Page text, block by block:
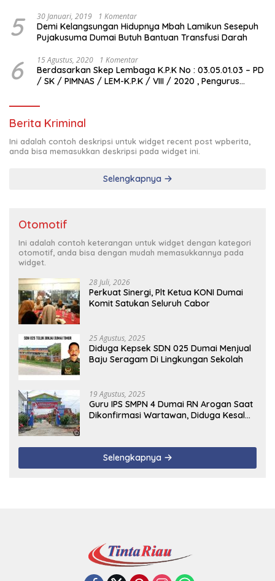
5 30 Januari, 2019 1 Komentar
Demi Kelangsungan Hidupnya Mbah Lamikun Sesepuh
Pujakusuma Dumai Butuh Bantuan Transfusi Darah
6 15 Agustus, 2020 1 Komentar
Berdasarkan Skep Lembaga K.P.K No : 03.05.01.03 – PD
/ SK / PIMNAS / LEM-K.P.K / VIII / 2020 , Pengurus
Berita Kriminal
Ini adalah contoh deskripsi untuk widget recent post wpberita,
anda bisa memasukkan deskripsi pada widget ini.
Selengkapnya
Otomotif
Ini adalah contoh keterangan untuk widget dengan kategori
otomotif, anda bisa dengan mudah memasukkannya pada
widget.
28 Juli, 2026
Perkuat Sinergi, Plt Ketua KONI Dumai
Komit Satukan Seluruh Cabor
25 Agustus, 2025
Diduga Kepsek SDN 025 Dumai Menjual
Baju Seragam Di Lingkungan Sekolah
19 Agustus, 2025
Guru IPS SMPN 4 Dumai RN Arogan Saat
Dikonfirmasi Wartawan, Diduga Kesal
Selengkapnya